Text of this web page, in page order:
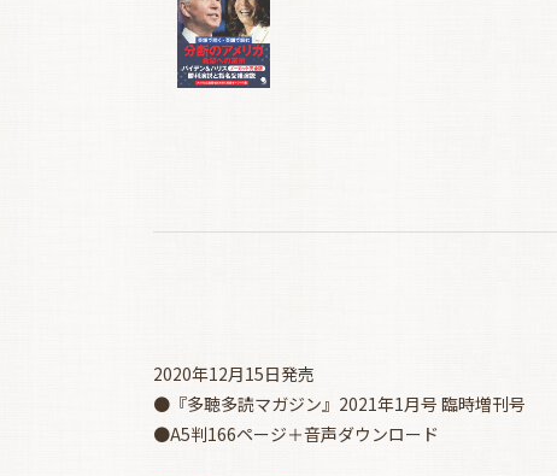
2020年12月15日発売
●『多聴多読マガジン』2021年1月号 臨時増刊号
●A5判166ページ＋音声ダウンロード